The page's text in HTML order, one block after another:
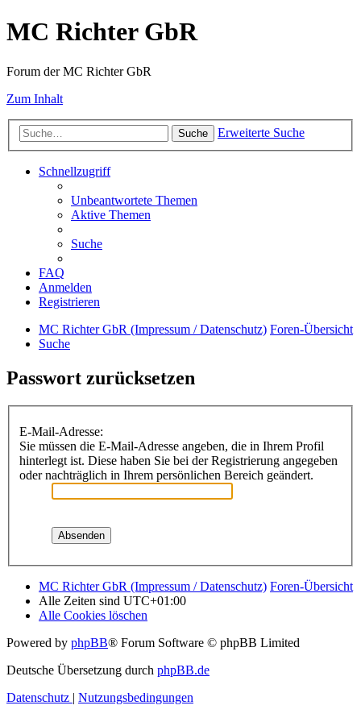
MC Richter GbR
Forum der MC Richter GbR
Zum Inhalt
Suche Erweiterte Suche
Schnellzugriff
Unbeantwortete Themen
Aktive Themen
Suche
FAQ
Anmelden
Registrieren
MC Richter GbR (Impressum / Datenschutz) Foren-Übersicht
Suche
Passwort zurücksetzen
E-Mail-Adresse:
Sie müssen die E-Mail-Adresse angeben, die in Ihrem Profil
hinterlegt ist. Diese haben Sie bei der Registrierung angegeben
oder nachträglich in Ihrem persönlichen Bereich geändert.
MC Richter GbR (Impressum / Datenschutz) Foren-Übersicht
Alle Zeiten sind UTC+01:00
Alle Cookies löschen
Powered by phpBB® Forum Software © phpBB Limited
Deutsche Übersetzung durch phpBB.de
Datenschutz | Nutzungsbedingungen